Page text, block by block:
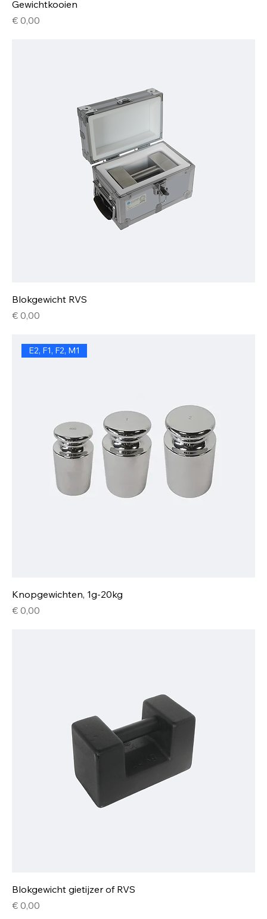
Gewichtkooien
Prijs
€ 0,00
Blokgewicht RVS
Prijs
€ 0,00
E2, F1, F2, M1
Knopgewichten, 1g-20kg
Prijs
€ 0,00
Blokgewicht gietijzer of RVS
Prijs
€ 0,00